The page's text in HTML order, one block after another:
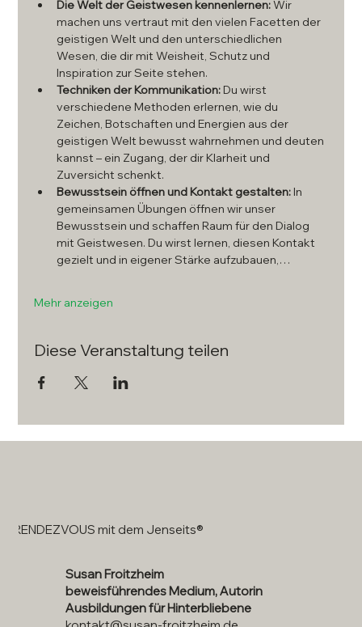
Die Welt der Geistwesen kennenlernen: Wir
machen uns vertraut mit den vielen Facetten der
geistigen Welt und den unterschiedlichen
Wesen, die dir mit Weisheit, Schutz und
Inspiration zur Seite stehen.
Techniken der Kommunikation: Du wirst
verschiedene Methoden erlernen, wie du
Zeichen, Botschaften und Energien aus der
geistigen Welt bewusst wahrnehmen und deuten
kannst – ein Zugang, der dir Klarheit und
Zuversicht schenkt.
Bewusstsein öffnen und Kontakt gestalten: In
gemeinsamen Übungen öffnen wir unser
Bewusstsein und schaffen Raum für den Dialog
mit Geistwesen. Du wirst lernen, diesen Kontakt
gezielt und in eigener Stärke aufzubauen,…
Mehr anzeigen
Diese Veranstaltung teilen
RENDEZVOUS mit dem Jenseits®
Susan Froitzheim
beweisführendes Medium, Autorin
Ausbildungen für Hinterbliebene